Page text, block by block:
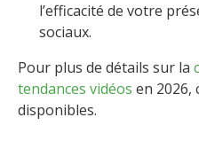
l’efficacité de votre
sociaux.
Pour plus de détails sur la
tendances vidéos en 2026,
disponibles.